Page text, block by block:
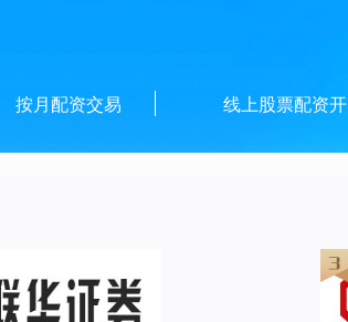
按月配资交易 线上股票配资